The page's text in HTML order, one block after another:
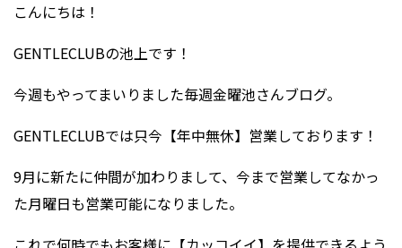
こんにちは！
GENTLECLUBの池上です！
今週もやってまいりました毎週金曜池さんブログ。
GENTLECLUBでは只今【年中無休】営業しております！
9月に新たに仲間が加わりまして、今まで営業してなかっ
た月曜日も営業可能になりました。